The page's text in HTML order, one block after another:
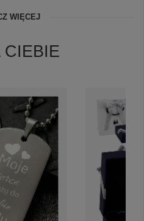
WIĘCEJ
CIEBIE